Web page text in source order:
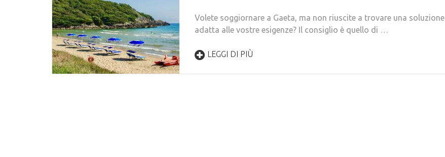
Volete soggiornare a Gaeta, ma non riuscite a trovare una soluzione
adatta alle vostre esigenze? Il consiglio è quello di …
LEGGI DI PIÙ